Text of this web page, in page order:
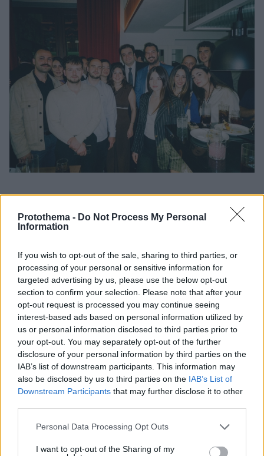
Protothema - Do Not Process My Personal
Information
If you wish to opt-out of the sale, sharing to third parties, or
processing of your personal or sensitive information for
targeted advertising by us, please use the below opt-out
section to confirm your selection. Please note that after your
opt-out request is processed you may continue seeing
interest-based ads based on personal information utilized by
us or personal information disclosed to third parties prior to
your opt-out. You may separately opt-out of the further
disclosure of your personal information by third parties on the
IAB’s list of downstream participants. This information may
also be disclosed by us to third parties on the IAB’s List of
Downstream Participants that may further disclose it to other
Please note that this website/app uses one or more Google
not limited to your visit or usage behaviour. You may click to
Personal Data Processing Opt Outs
I want to opt-out of the Sharing of my
Παράλληλα από το κάλεσμα πέρασαν πάνω
από 50 δήμαρχοι και περίπου 80
αυτοδιοικητικοί, 15 πρόεδροι Νομαρχιακών
Οργανώσεων, αλλά και δεκάδες πολιτευτές,
στελέχη και σύνεδροι από την Α’ Αθηνών.
Μεταξύ αυτών που έδωσαν το παρών ήταν οι
Αντώνης Γιαννικουρής, Αφροδίτη Νέστορα,
Μαριλένα Γυφτέα, Μαριαλένα Μπαμιεδάκη,
Κατερίνα Καραφωτιά, ο εκπρόσωπος του
ΥΠΟΙΚ Όμηρος Τσάπαλος, η πρόεδρος του
ΙΝΕΔΙΒΙΜ Άννα Ροκοφύλλου και το μέλος του
Δ.Σ. της ΕΡΤ Χρυσαυγή Ατσιδάκου.